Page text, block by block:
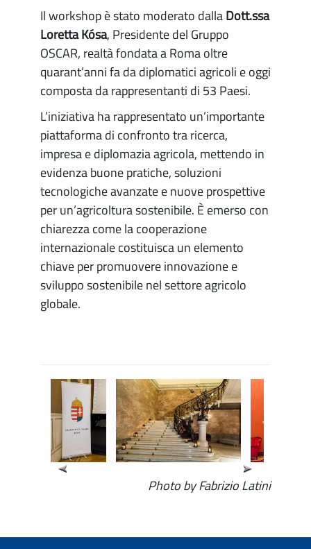
Il workshop è stato moderato dallaDott.ssa
Loretta Kósa, Presidente del Gruppo
OSCAR, realtà fondata a Roma oltre
quarant’anni fa da diplomatici agricoli e oggi
composta da rappresentanti di 53 Paesi.
L’iniziativa ha rappresentato un’importante
piattaforma di confronto tra ricerca,
impresa e diplomazia agricola, mettendo in
evidenza buone pratiche, soluzioni
tecnologiche avanzate e nuove prospettive
per un’agricoltura sostenibile. È emerso con
chiarezza come la cooperazione
internazionale costituisca un elemento
chiave per promuovere innovazione e
sviluppo sostenibile nel settore agricolo
globale.
Photo by Fabrizio Latini